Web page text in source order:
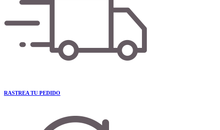
RASTREA TU PEDIDO